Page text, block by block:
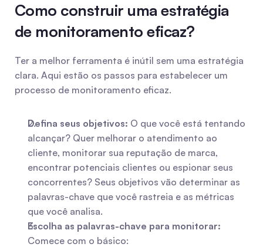
Como construir uma estratégia
de monitoramento eficaz?
Ter a melhor ferramenta é inútil sem uma estratégia
clara. Aqui estão os passos para estabelecer um
processo de monitoramento eficaz.
Defina seus objetivos: O que você está tentando
alcançar? Quer melhorar o atendimento ao
cliente, monitorar sua reputação de marca,
encontrar potenciais clientes ou espionar seus
concorrentes? Seus objetivos vão determinar as
palavras-chave que você rastreia e as métricas
que você analisa.
Escolha as palavras-chave para monitorar:
Comece com o básico: